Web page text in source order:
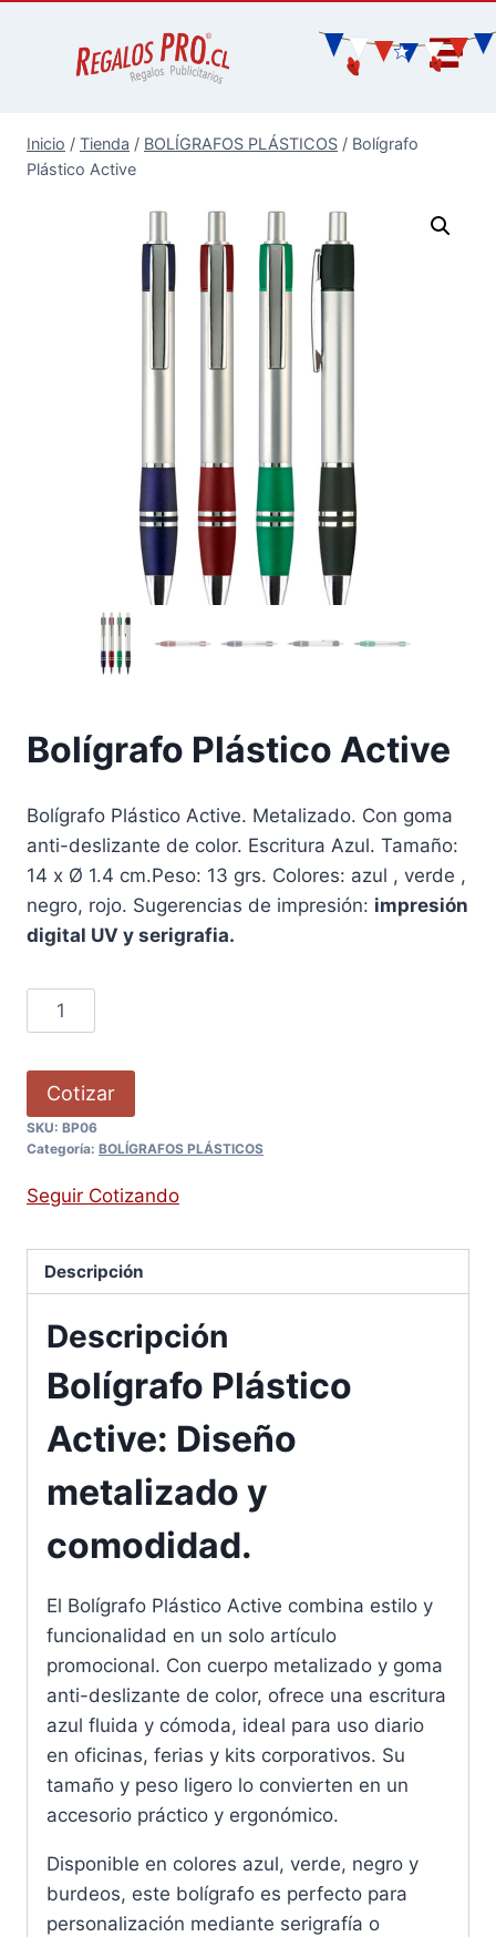
Inicio / Tienda / BOLÍGRAFOS PLÁSTICOS / Bolígrafo
Plástico Active
Bolígrafo Plástico Active
Bolígrafo Plástico Active. Metalizado. Con goma
anti-deslizante de color. Escritura Azul. Tamaño:
14 x Ø 1.4 cm.Peso: 13 grs. Colores: azul , verde ,
negro, rojo. Sugerencias de impresión: impresión
digital UV y serigrafia.
Cotizar
SKU: BP06
Categoría: BOLÍGRAFOS PLÁSTICOS
Seguir Cotizando
Descripción
Descripción
Bolígrafo Plástico
Active: Diseño
metalizado y
comodidad.
El Bolígrafo Plástico Active combina estilo y
funcionalidad en un solo artículo
promocional. Con cuerpo metalizado y goma
anti-deslizante de color, ofrece una escritura
azul fluida y cómoda, ideal para uso diario
en oficinas, ferias y kits corporativos. Su
tamaño y peso ligero lo convierten en un
accesorio práctico y ergonómico.
Disponible en colores azul, verde, negro y
burdeos, este bolígrafo es perfecto para
personalización mediante serigrafía o